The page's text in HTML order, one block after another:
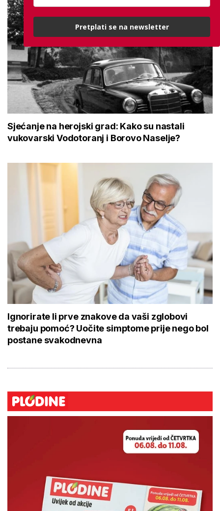
Sjećanje na herojski grad: Kako su nastali
vukovarski Vodotoranj i Borovo Naselje?
Ignorirate li prve znakove da vaši zglobovi
trebaju pomoć? Uočite simptome prije nego bol
postane svakodnevna
Pretplati se na newsletter